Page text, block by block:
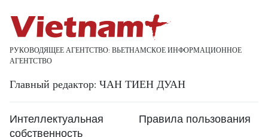
РУКОВОДЯЩЕЕ АГЕНТСТВО: ВЬЕТНАМСКОЕ ИНФОРМАЦИОННОЕ
АГЕНТСТВО
Главный редактор: ЧАН ТИЕН ДУАН
Интеллектуальная
собственность
Правила пользования